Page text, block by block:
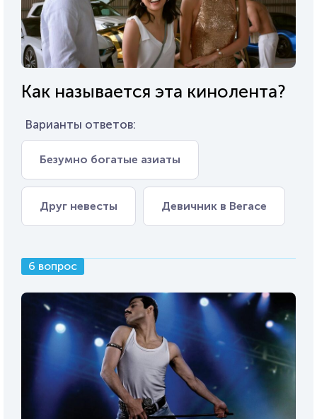
Как называется эта кинолента?
Варианты ответов:
Безумно богатые азиаты
Друг невесты Девичник в Вегасе
6 вопрос